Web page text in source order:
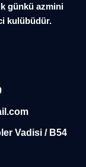
günkü azmini
kulübüdür.
Vadisi / B54